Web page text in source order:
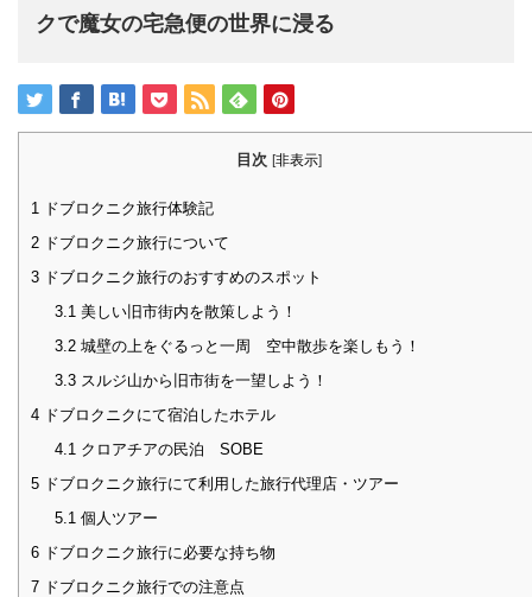
クで魔女の宅急便の世界に浸る
目次 [非表示]
1
ドブロクニク旅行体験記
2 ドブロクニク旅行について
3 ドブロクニク旅行のおすすめのスポット
3.1 美しい旧市街内を散策しよう！
3.2城壁の上をぐるっと一周 空中散歩を楽しもう！
3.3スルジ山から旧市街を一望しよう！
4 ドブロクニクにて宿泊したホテル
4.1 クロアチアの民泊 SOBE
5 ドブロクニク旅行にて利用した旅行代理店・ツアー
5.1 個人ツアー
6 ドブロクニク旅行に必要な持ち物
7 ドブロクニク旅行での注意点